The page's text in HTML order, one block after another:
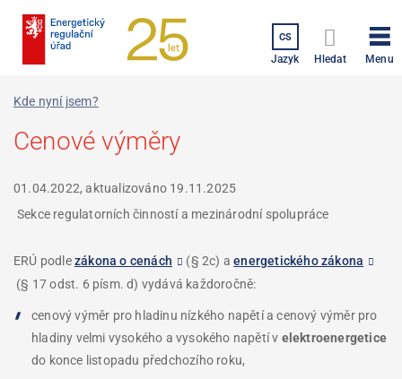
CS
Jazyk Hledat Menu
Kde nyní jsem?
Cenové výměry
01.04.2022, aktualizováno 19.11.2025
Sekce regulatorních činností a mezinárodní spolupráce
ERÚ podlezákona o cenách (§ 2c) aenergetického zákona
(§ 17 odst. 6 písm. d) vydává každoročně:
cenový výměr pro hladinu nízkého napětí a cenový výměr pro
hladiny velmi vysokého a vysokého napětí v elektroenergetice
do konce listopadu předchozího roku,